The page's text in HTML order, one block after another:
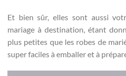
Et bien sûr, elles sont aussi
mariage à destination, étant
plus petites que les robes de
super faciles à emballer et à